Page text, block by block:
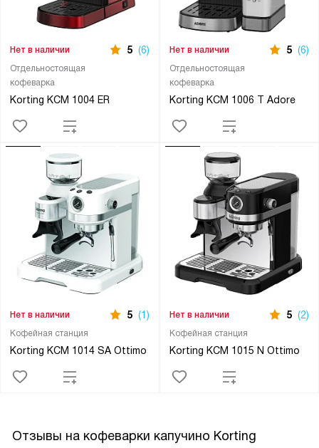
Отдельностоящая
кофеварка
Korting KCM 1004 ER
Нет в наличии 5 (6)
Отдельностоящая
кофеварка
Korting KCM 1006 T Adore
Нет в наличии 5 (6)
Кофейная станция
Korting KCM 1014 SA Ottimo
Нет в наличии 5 (1)
Кофейная станция
Korting KCM 1015 N Ottimo
Нет в наличии 5 (2)
Отзывы на кофеварки капучино Korting